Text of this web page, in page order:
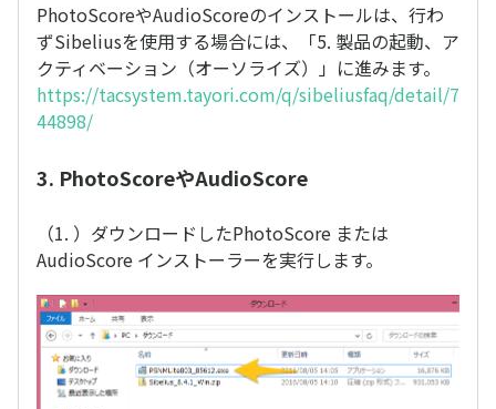
PhotoScoreやAudioScoreのインストールは、行わ
ずSibeliusを使用する場合には、「5. 製品の起動、ア
クティベーション（オーソライズ）」に進みます。
https://tacsystem.tayori.com/q/sibeliusfaq/detail/7
44898/
3. PhotoScoreやAudioScore
（1. ）ダウンロードしたPhotoScore または
AudioScore インストーラーを実行します。